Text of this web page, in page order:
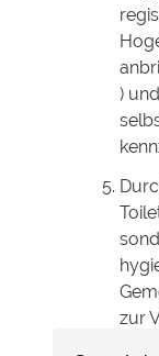
)
zur